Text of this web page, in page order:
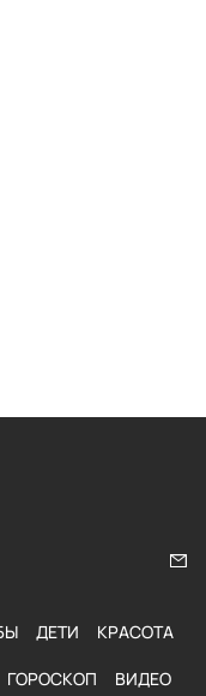
ДЕТИ КРАСОТА
ГОРОСКОП ВИДЕО